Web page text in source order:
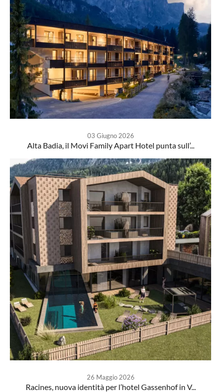
03 Giugno 2026
Alta Badia, il Movi Family Apart Hotel punta sull’...
26 Maggio 2026
Racines, nuova identità per l’hotel Gassenhof in V...